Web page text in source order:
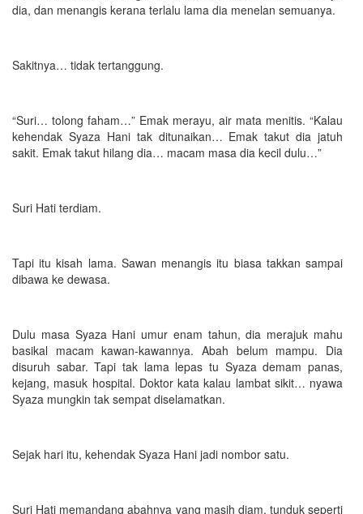
dia, dan menangis kerana terlalu lama dia menelan semuanya.
Sakitnya… tidak tertanggung.
“Suri… tolong faham…” Emak merayu, air mata menitis. “Kalau
kehendak Syaza Hani tak ditunaikan… Emak takut dia jatuh
sakit. Emak takut hilang dia… macam masa dia kecil dulu…”
Suri Hati terdiam.
Tapi itu kisah lama. Sawan menangis itu biasa takkan sampai
dibawa ke dewasa.
Dulu masa Syaza Hani umur enam tahun, dia merajuk mahu
basikal macam kawan-kawannya. Abah belum mampu. Dia
disuruh sabar. Tapi tak lama lepas tu Syaza demam panas,
kejang, masuk hospital. Doktor kata kalau lambat sikit… nyawa
Syaza mungkin tak sempat diselamatkan.
Sejak hari itu, kehendak Syaza Hani jadi nombor satu.
Suri Hati memandang abahnya yang masih diam, tunduk seperti